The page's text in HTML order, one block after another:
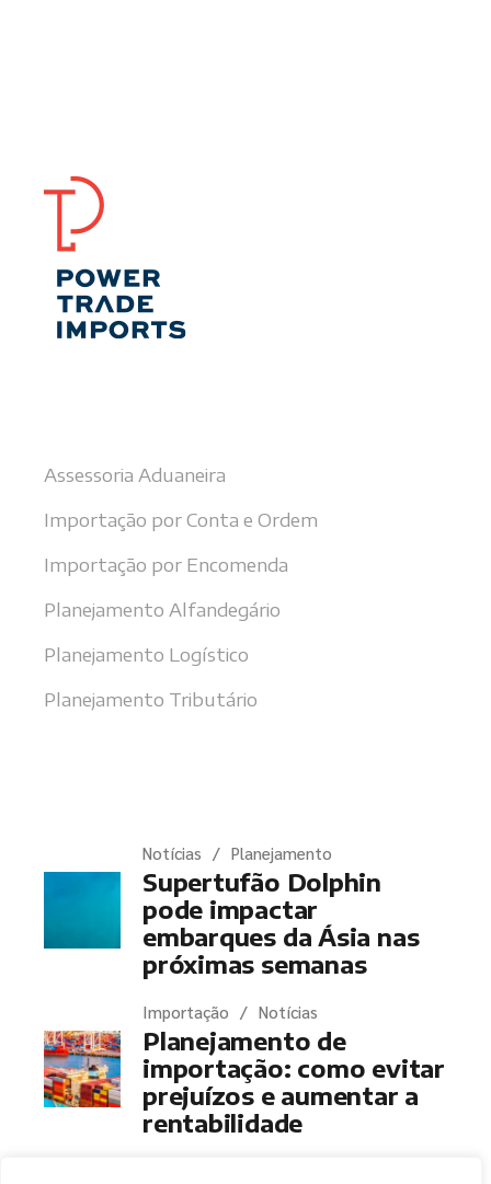
Assessoria Aduaneira
Importação por Conta e Ordem
Importação por Encomenda
Planejamento Alfandegário
Planejamento Logístico
Planejamento Tributário
Notícias Planejamento
Supertufão Dolphin
pode impactar
embarques da Ásia nas
próximas semanas
Importação Notícias
Planejamento de
importação: como evitar
prejuízos e aumentar a
rentabilidade